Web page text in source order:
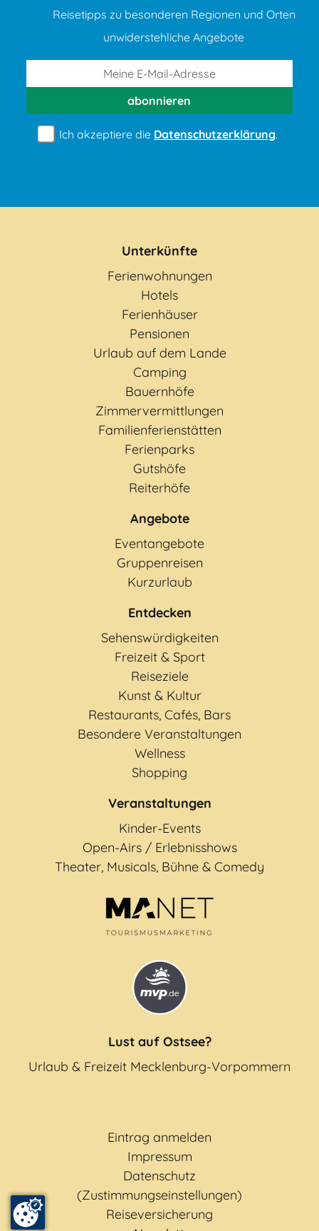
Reisetipps zu besonderen Regionen und Orten
unwiderstehliche Angebote
abonnieren
Ich akzeptiere die Datenschutzerklärung.
Unterkünfte
Ferienwohnungen
Hotels
Ferienhäuser
Pensionen
Urlaub auf dem Lande
Camping
Bauernhöfe
Zimmervermittlungen
Familienferienstätten
Ferienparks
Gutshöfe
Reiterhöfe
Angebote
Eventangebote
Gruppenreisen
Kurzurlaub
Entdecken
Sehenswürdigkeiten
Freizeit & Sport
Reiseziele
Kunst & Kultur
Restaurants, Cafés, Bars
Besondere Veranstaltungen
Wellness
Shopping
Veranstaltungen
Kinder-Events
Open-Airs / Erlebnisshows
Theater, Musicals, Bühne & Comedy
Lust auf Ostsee?
Urlaub & Freizeit Mecklenburg-Vorpommern
Eintrag anmelden
Impressum
Datenschutz
(Zustimmungseinstellungen)
Reiseversicherung